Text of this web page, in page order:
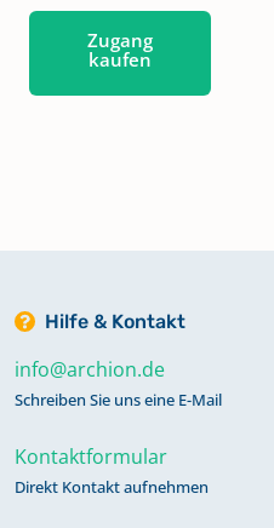
Zugang
kaufen
Hilfe & Kontakt
info@archion.de
Schreiben Sie uns eine E-Mail
Kontaktformular
Direkt Kontakt aufnehmen